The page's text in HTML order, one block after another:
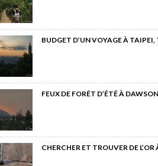
BUDGET D’UN VOYAGE À
FEUX DE FORÊT D’ÉTÉ À
CHERCHER ET TROUVER DE